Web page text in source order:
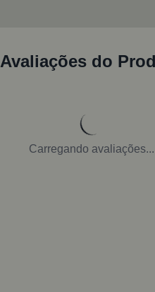
Avaliações do
Carregando avaliações...